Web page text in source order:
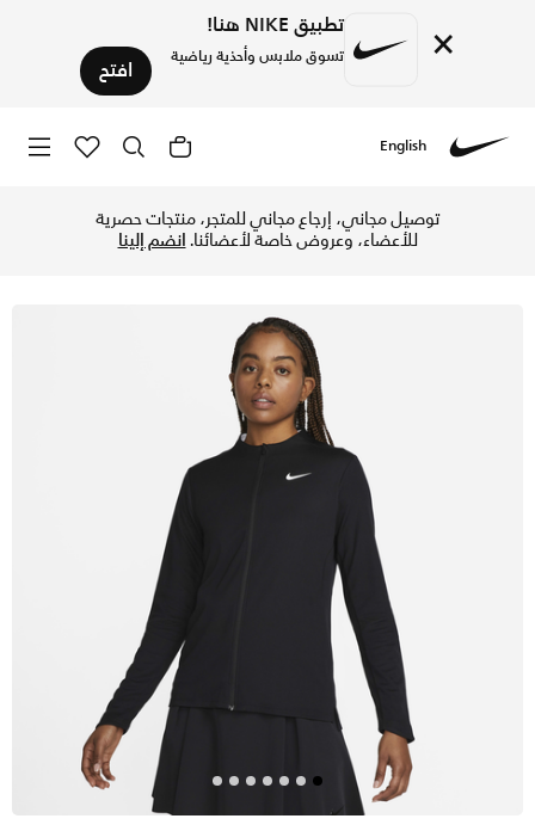
× تطبيق NIKE هنا!
تسوق ملابس وأحذية رياضية افتح
English
توصيل مجاني، إرجاع مجاني للمتجر، منتجات حصرية
للأعضاء، وعروض خاصة لأعضائنا.انضم إلينا